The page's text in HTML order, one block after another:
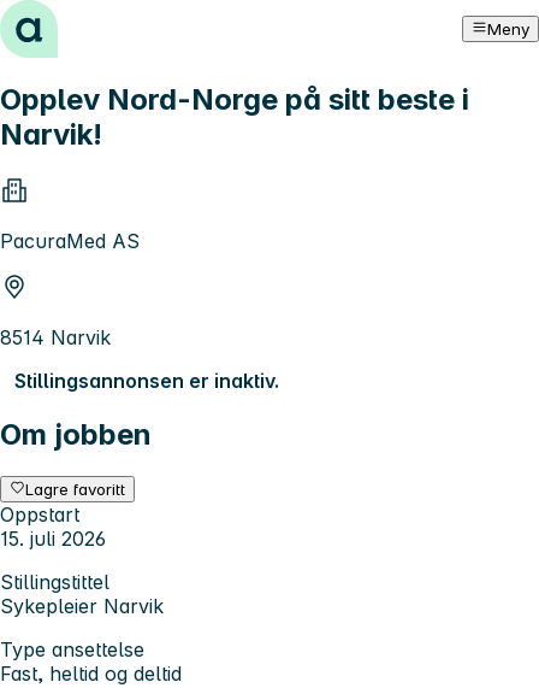
Hopp til innhold Meny
Opplev Nord-Norge på sitt beste i
Narvik!
PacuraMed AS
8514 Narvik
Stillingsannonsen er inaktiv.
Om jobben
Lagre favoritt
Oppstart
15. juli 2026
Stillingstittel
Sykepleier Narvik
Type ansettelse
Fast, heltid og deltid